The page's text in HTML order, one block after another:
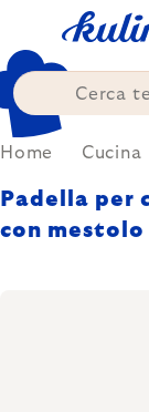
content
Home Cucina
Padella per
con mestolo